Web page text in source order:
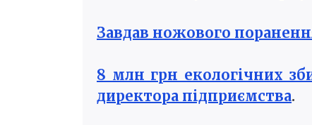
Завдав ножового
8 млн грн екологічних
директора підприємства.